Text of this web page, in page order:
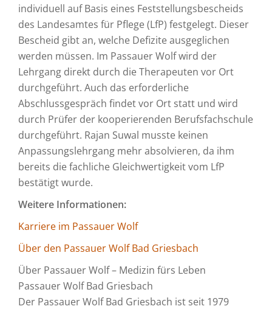
individuell auf Basis eines Feststellungsbescheids
des Landesamtes für Pflege (LfP) festgelegt. Dieser
Bescheid gibt an, welche Defizite ausgeglichen
werden müssen. Im Passauer Wolf wird der
Lehrgang direkt durch die Therapeuten vor Ort
durchgeführt. Auch das erforderliche
Abschlussgespräch findet vor Ort statt und wird
durch Prüfer der kooperierenden Berufsfachschule
durchgeführt. Rajan Suwal musste keinen
Anpassungslehrgang mehr absolvieren, da ihm
bereits die fachliche Gleichwertigkeit vom LfP
bestätigt wurde.
Weitere Informationen:
Karriere im Passauer Wolf
Über den Passauer Wolf Bad Griesbach
Über Passauer Wolf – Medizin fürs Leben
Passauer Wolf Bad Griesbach
Der Passauer Wolf Bad Griesbach ist seit 1979